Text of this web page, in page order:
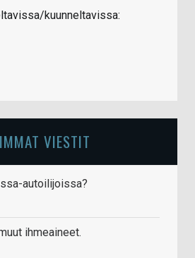
kuunneltavissa:
VIESTIT
autoilijoissa?
ihmeaineet.